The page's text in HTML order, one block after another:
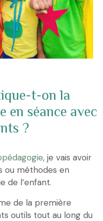
t-on la
en séance avec
?
, je vais avoir
ou méthodes en
de l’enfant.
de la première
outils tout au long du